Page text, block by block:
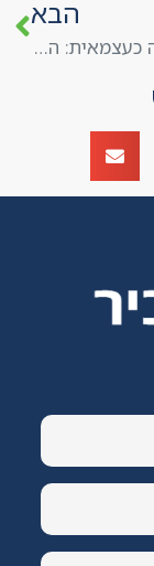
הבא
חופשת לידה כעצמאית: המדריך המלא לשמירה על העסק כשאת יולדת